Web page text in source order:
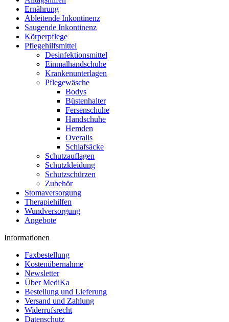
Ernährung
Ableitende Inkontinenz
Saugende Inkontinenz
Körperpflege
Pflegehilfsmittel
Desinfektionsmittel
Einmalhandschuhe
Krankenunterlagen
Pflegewäsche
Bodys
Büstenhalter
Fersenschuhe
Handschuhe
Hemden
Overalls
Schlafsäcke
Schutzauflagen
Schutzkleidung
Schutzschürzen
Zubehör
Stomaversorgung
Therapiehilfen
Wundversorgung
Angebote
Informationen
Faxbestellung
Kostenübernahme
Newsletter
Über MediKa
Bestellung und Lieferung
Versand und Zahlung
Widerrufsrecht
Datenschutz